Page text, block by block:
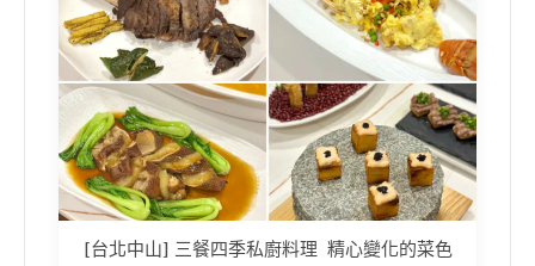
[台北中山] 三餐四季私廚料理 精心變化的菜色